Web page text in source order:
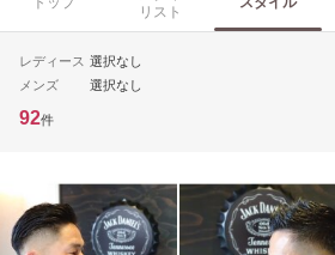
リスト
レディース 選択なし
メンズ
選択なし
92件